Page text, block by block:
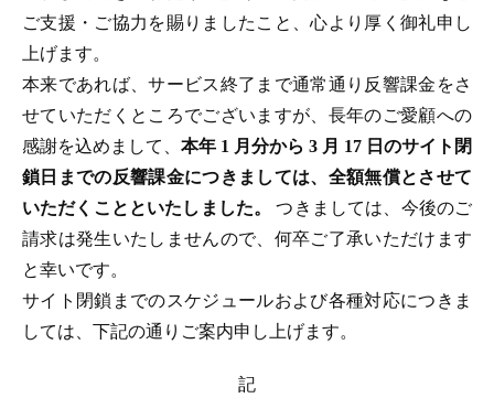
ご支援・ご協力を賜りましたこと、心より厚く御礼申し
上げます。
本来であれば、サービス終了まで通常通り反響課金をさ
せていただくところでございますが、長年のご愛顧への
感謝を込めまして、 本年 1 月分から 3 月 17 日のサイト閉
鎖日までの反響課金につきましては、全額無償とさせて
いただくことといたしました。つきましては、今後のご
請求は発生いたしませんので、何卒ご了承いただけます
と幸いです。
サイト閉鎖までのスケジュールおよび各種対応につきま
しては、下記の通りご案内申し上げます。
記